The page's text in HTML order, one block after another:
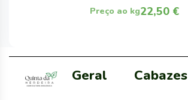
22,50 €
Preço ao kg
Geral Cabazes